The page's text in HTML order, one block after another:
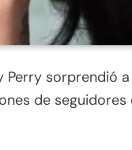
sorprendió
de